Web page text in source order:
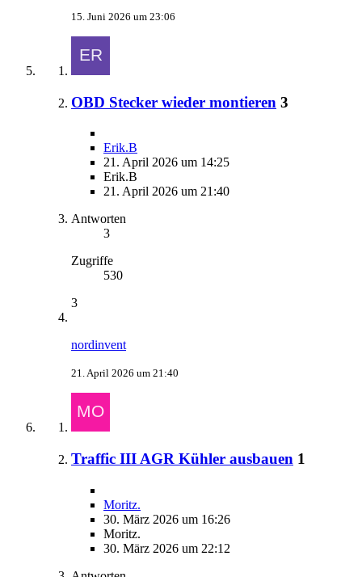
15. Juni 2026 um 23:06
OBD Stecker wieder montieren 3
Erik.B
21. April 2026 um 14:25
Erik.B
21. April 2026 um 21:40
Antworten
3
Zugriffe
530
3
nordinvent
21. April 2026 um 21:40
Traffic III AGR Kühler ausbauen 1
Moritz.
30. März 2026 um 16:26
Moritz.
30. März 2026 um 22:12